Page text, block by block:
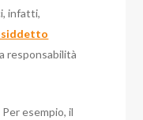
infatti,
responsabilità
esempio, il